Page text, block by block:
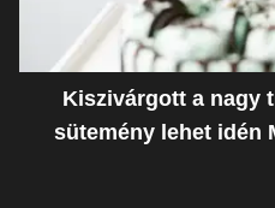
Kiszivárgott a nagy
sütemény lehet idén